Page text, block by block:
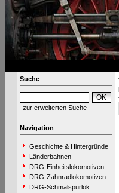
Suche
zur erweiterten Suche
Navigation
Geschichte & Hintergründe
Länderbahnen
DRG-Einheitslokomotiven
DRG-Zahnradlokomotiven
DRG-Schmalspurlok.